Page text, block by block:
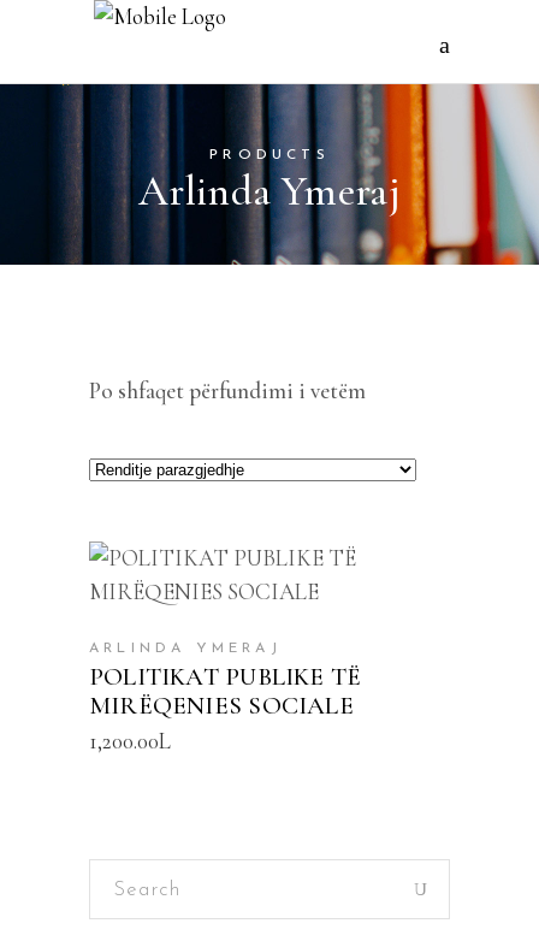
PRODUCTS
Arlinda Ymeraj
Po shfaqet përfundimi i vetëm
ARLINDA YMERAJ
POLITIKAT PUBLIKE TË
MIRËQENIES SOCIALE
1,200.00L
Search